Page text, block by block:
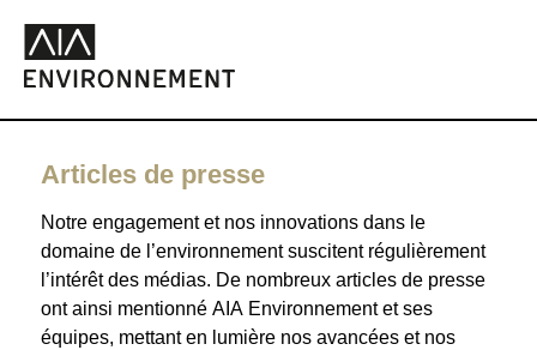
Articles de presse
Notre engagement et nos innovations dans le
domaine de l’environnement suscitent régulièrement
l’intérêt des médias. De nombreux articles de presse
ont ainsi mentionné AIA Environnement et ses
équipes, mettant en lumière nos avancées et nos